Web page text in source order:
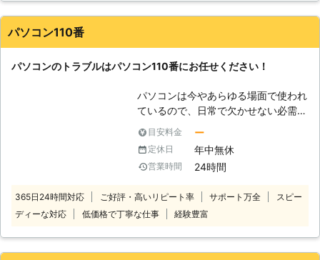
他サービス】 スマホサイト対応のホ
催しています。 パソコンに関するこ
とはすべてIMオフィスにご相談くだ
さい。1人1人のお客様にまごごろを込
めて対応します。
パソコン110番
パソコンのトラブルはパソコン110番にお任せください！
パソコンは今やあらゆる場面で使われ
ているので、日常で欠かせない必需品
です。しかし、パソコンの寿命は無限
ではありません。 パソコンには様々
なトラブルが発生する可能性がありま
す。 そんなパソコントラブルの一例
起動しなくなった ・ブルースクリー
ンで動かない ・ハードディスクのデ
目安料金 ー
定休日 年中無休
営業時間 24時間
365日24時間対応 ご好評・高いリピート率 サポート万全
スピー
ディーな対応
低価格で丁寧な仕事 経験豊富